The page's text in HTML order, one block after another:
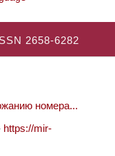
2658-6282
номера...
https://mir-